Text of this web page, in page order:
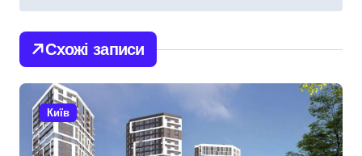
г
а
ц
Схожі записи
Київ